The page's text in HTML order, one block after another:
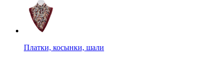
Платки, косынки, шали